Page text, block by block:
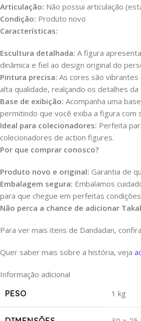
Articulação: Não possui articulação
Condição: Produto novo
Características:
Escultura detalhada: A figura
dinâmica e fiel ao design original do
Pintura precisa: As cores são
alta qualidade, realçando os detalhes da
Base de exibição: Acompanha uma
permitindo que você exiba a figura com
Ideal para colecionadores: Perfeita
colecionadores de action figures.
Por que comprar conosco?
Produto novo e original: Garantia de
Embalagem segura: Embalamos
para que chegue em perfeitas
Não perca a chance de adicionar
Para ver mais itens de Dandadan, confira
Quer saber mais sobre a história, veja
Informação adicional
PESO
1 kg